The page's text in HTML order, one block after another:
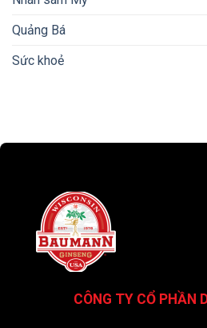
Quảng Bá
Sức khoẻ
CÔNG TY CỔ PHẦN